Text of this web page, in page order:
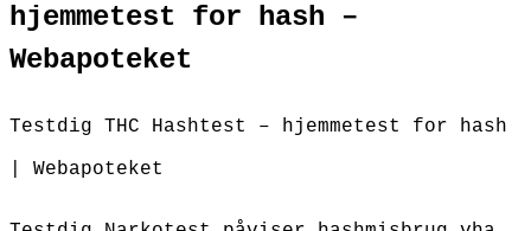
hjemmetest for hash –
Webapoteket
Testdig THC Hashtest – hjemmetest for hash
| Webapoteket